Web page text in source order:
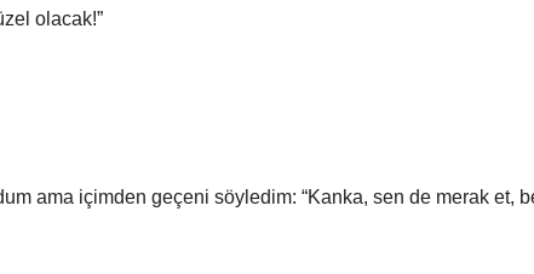
olacak!”
ama içimden geçeni söyledim: “Kanka, sen de merak et,